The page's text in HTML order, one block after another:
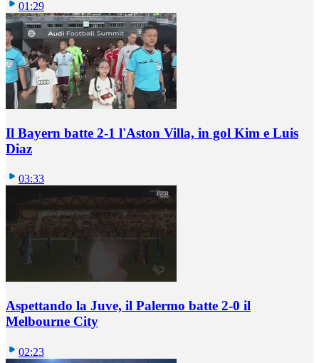
01:29
Il Bayern batte 2-1 l'Aston Villa, in gol Kim e Luis
Diaz
03:33
Aspettando la Juve, il Palermo batte 2-0 il
Melbourne City
02:23